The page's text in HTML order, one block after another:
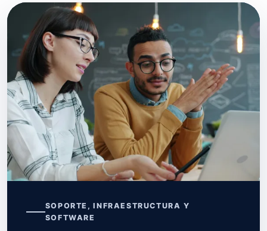
SOPORTE, INFRAESTRUCTURA Y
SOFTWARE